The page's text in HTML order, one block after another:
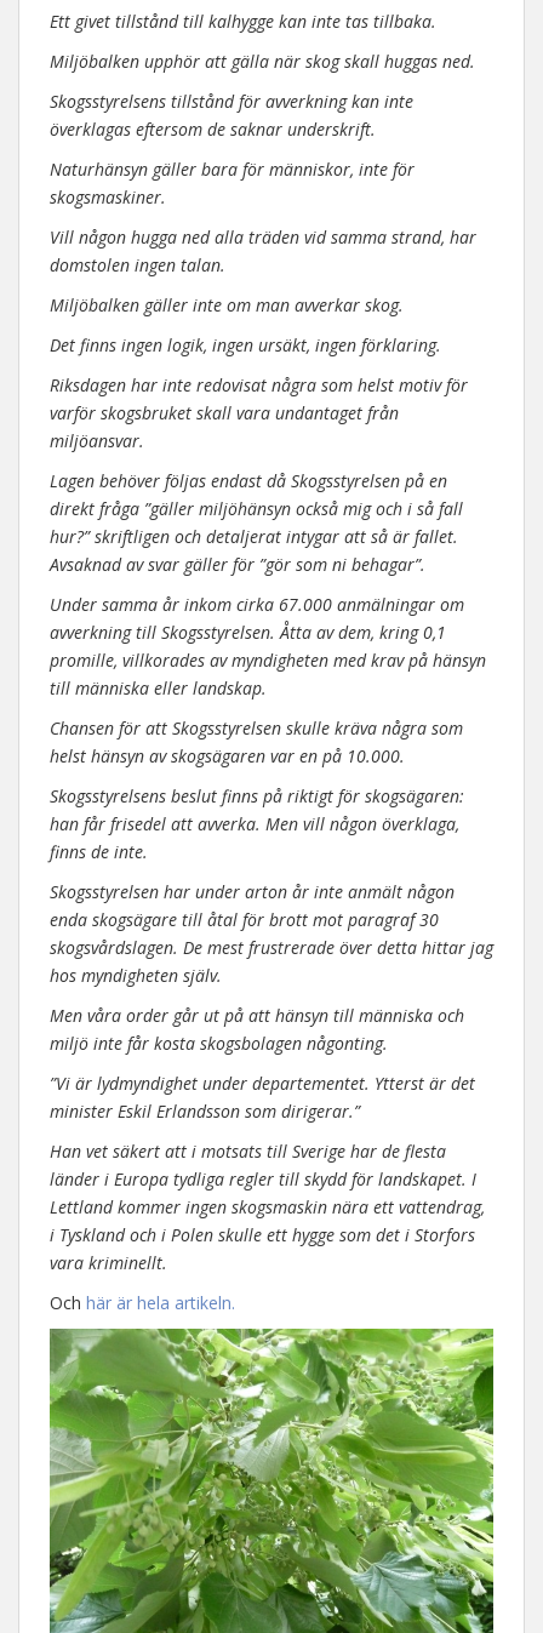
Ett givet tillstånd till kalhygge kan inte tas tillbaka.
Miljöbalken upphör att gälla när skog skall huggas ned.
Skogsstyrelsens tillstånd för avverkning kan inte
överklagas eftersom de saknar underskrift.
Naturhänsyn gäller bara för människor, inte för
skogsmaskiner.
Vill någon hugga ned alla träden vid samma strand, har
domstolen ingen talan.
Miljöbalken gäller inte om man avverkar skog.
Det finns ingen logik, ingen ursäkt, ingen förklaring.
Riksdagen har inte redovisat några som helst motiv för
varför skogsbruket skall vara undantaget från
miljöansvar.
Lagen behöver följas endast då Skogsstyrelsen på en
direkt fråga ”gäller miljöhänsyn också mig och i så fall
hur?” skriftligen och detaljerat intygar att så är fallet.
Avsaknad av svar gäller för ”gör som ni behagar”.
Under samma år inkom cirka 67.000 anmälningar om
avverkning till Skogsstyrelsen. Åtta av dem, kring 0,1
promille, villkorades av myndigheten med krav på hänsyn
till människa eller landskap.
Chansen för att Skogsstyrelsen skulle kräva några som
helst hänsyn av skogsägaren var en på 10.000.
Skogsstyrelsens beslut finns på riktigt för skogsägaren:
han får frisedel att avverka. Men vill någon överklaga,
finns de inte.
Skogsstyrelsen har under arton år inte anmält någon
enda skogsägare till åtal för brott mot paragraf 30
skogsvårdslagen. De mest frustrerade över detta hittar jag
hos myndigheten själv.
Men våra order går ut på att hänsyn till människa och
miljö inte får kosta skogsbolagen någonting.
”Vi är lydmyndighet under departementet. Ytterst är det
minister Eskil Erlandsson som dirigerar.”
Han vet säkert att i motsats till Sverige har de flesta
länder i Europa tydliga regler till skydd för landskapet. I
Lettland kommer ingen skogsmaskin nära ett vattendrag,
i Tyskland och i Polen skulle ett hygge som det i Storfors
vara kriminellt.
Och här är hela artikeln.